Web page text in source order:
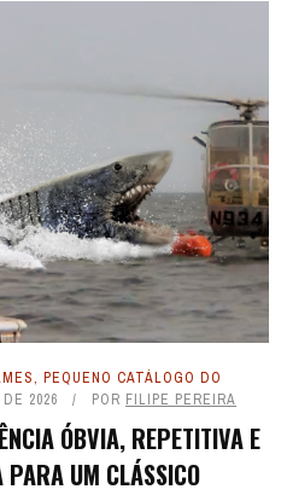
, PEQUENO CATÁLOGO DO
2026 POR FILIPE PEREIRA
ÓBVIA, REPETITIVA E
PARA UM CLÁSSICO